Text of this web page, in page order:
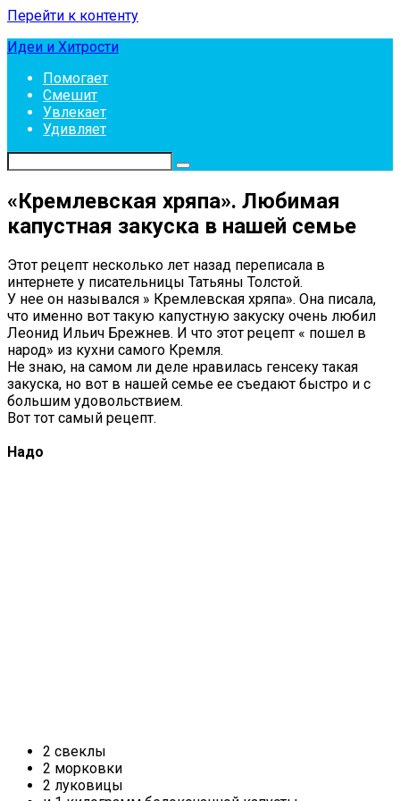
Перейти к контенту
Идеи и Хитрости
Помогает
Смешит
Увлекает
Удивляет
«Кремлевская хряпа». Любимая
капустная закуска в нашей семье
Этот рецепт несколько лет назад переписала в
интернете у писательницы Татьяны Толстой.
У нее он назывался » Кремлевская хряпа». Она писала,
что именно вот такую капустную закуску очень любил
Леонид Ильич Брежнев. И что этот рецепт « пошел в
народ» из кухни самого Кремля.
Не знаю, на самом ли деле нравилась генсеку такая
закуска, но вот в нашей семье ее съедают быстро и с
большим удовольствием.
Вот тот самый рецепт.
Надо
2 свеклы
2 морковки
2 луковицы